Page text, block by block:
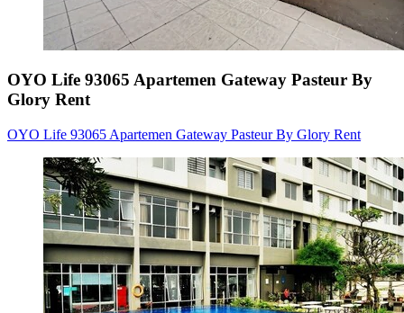
OYO Life 93065 Apartemen Gateway Pasteur By
Glory Rent
OYO Life 93065 Apartemen Gateway Pasteur By Glory Rent